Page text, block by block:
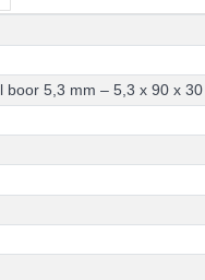
l boor 5,3 mm – 5,3 x 90 x 30